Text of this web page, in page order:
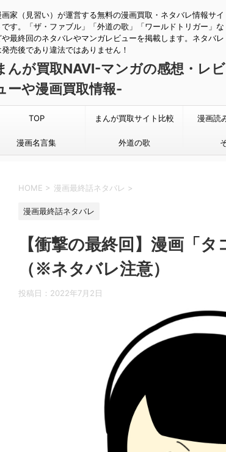
画家（見習い）が運営する無料の漫画買取・ネタバレ情報サイ
です。「ザ・ファブル」「外道の歌」「ワールドトリガー」な
や最終回のネタバレやマンガレビューを掲載します。ネタバレ
発売後であり違法ではありません！
んが買取NAVI-マンガの感想・レビ
ーや漫画買取情報-
TOP まんが買取サイト比較 漫画読
漫画名言集 外道の歌
HOME > 漫画最終話ネタバレ >
漫画最終話ネタバレ
【衝撃の最終回】漫画「
（※ネタバレ注意）
投稿日： 2022年7月2日